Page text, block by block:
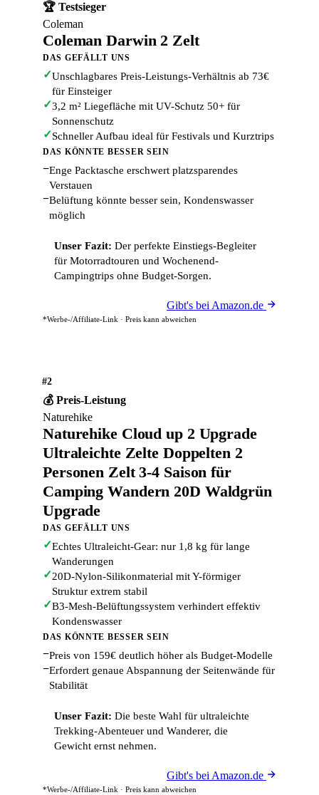
🏆 Testsieger
Coleman
Coleman Darwin 2 Zelt
DAS GEFÄLLT UNS
✓Unschlagbares Preis-Leistungs-Verhältnis ab 73€
für Einsteiger
✓3,2 m² Liegefläche mit UV-Schutz 50+ für
Sonnenschutz
✓Schneller Aufbau ideal für Festivals und Kurztrips
DAS KÖNNTE BESSER SEIN
−Enge Packtasche erschwert platzsparendes
Verstauen
−Belüftung könnte besser sein, Kondenswasser
möglich
Unser Fazit: Der perfekte Einstiegs-Begleiter
für Motorradtouren und Wochenend-
Campingtrips ohne Budget-Sorgen.
Gibt's bei Amazon.de
*Werbe-/Affiliate-Link · Preis kann abweichen
#2
💰 Preis-Leistung
Naturehike
Naturehike Cloud up 2 Upgrade
Ultraleichte Zelte Doppelten 2
Personen Zelt 3-4 Saison für
Camping Wandern 20D Waldgrün
Upgrade
DAS GEFÄLLT UNS
✓Echtes Ultraleicht-Gear: nur 1,8 kg für lange
Wanderungen
✓20D-Nylon-Silikonmaterial mit Y-förmiger
Struktur extrem stabil
✓B3-Mesh-Belüftungssystem verhindert effektiv
Kondenswasser
DAS KÖNNTE BESSER SEIN
−Preis von 159€ deutlich höher als Budget-Modelle
−Erfordert genaue Abspannung der Seitenwände für
Stabilität
Unser Fazit: Die beste Wahl für ultraleichte
Trekking-Abenteuer und Wanderer, die
Gewicht ernst nehmen.
Gibt's bei Amazon.de
*Werbe-/Affiliate-Link · Preis kann abweichen